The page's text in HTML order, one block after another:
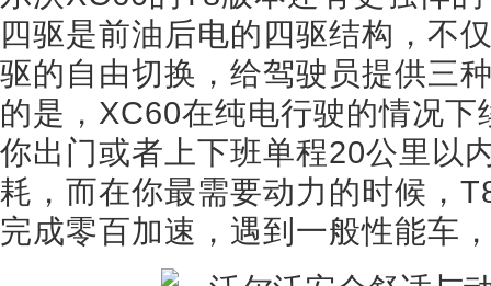
四驱是前油后电的四驱结构，不
驱的自由切换，给驾驶员提供三
的是，XC60在纯电行驶的情况
你出门或者上下班单程20公里以
耗，而在你最需要动力的时候，
完成零百加速，遇到一般性能车